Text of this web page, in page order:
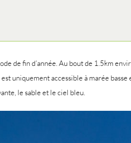
de fin d’année. Au bout de 1.5km
uniquement accessible à marée basse
le sable et le ciel bleu.